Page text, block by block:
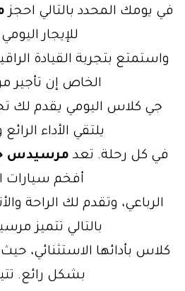
في يومك المحدد بالتالي احجز
للإيجار
واستمتع بتجربة القيادة
الخاص إن
جي كلاس اليومي يقدم لك
يلتقي الأداء
في كل رحلة. تعد مرسيدس
أفخم سيارات
الرباعي، وتقدم لك الراحة
بالتالي تتميز
كلاس بأدائها الاستثنائي،
بشكل رائع.